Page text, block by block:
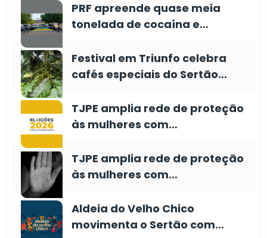
PRF apreende quase meia
tonelada de cocaína e…
Festival em Triunfo celebra
cafés especiais do Sertão…
TJPE amplia rede de proteção
às mulheres com…
TJPE amplia rede de proteção
às mulheres com…
Aldeia do Velho Chico
movimenta o Sertão com…